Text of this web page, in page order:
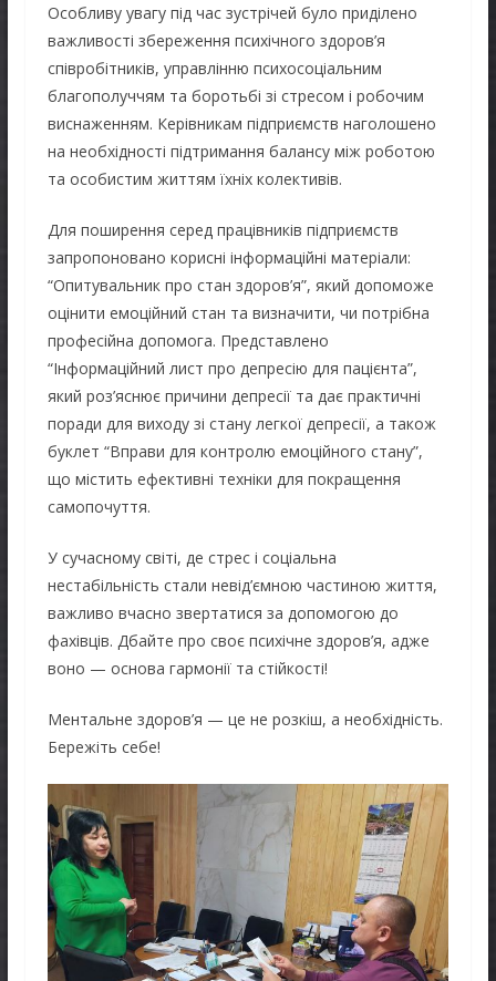
Особливу увагу під час зустрічей було приділено
важливості збереження психічного здоров’я
співробітників, управлінню психосоціальним
благополуччям та боротьбі зі стресом і робочим
виснаженням. Керівникам підприємств наголошено
на необхідності підтримання балансу між роботою
та особистим життям їхніх колективів.
Для поширення серед працівників підприємств
запропоновано корисні інформаційні матеріали:
“Опитувальник про стан здоров’я”, який допоможе
оцінити емоційний стан та визначити, чи потрібна
професійна допомога. Представлено
“Інформаційний лист про депресію для пацієнта”,
який роз’яснює причини депресії та дає практичні
поради для виходу зі стану легкої депресії, а також
буклет “Вправи для контролю емоційного стану”,
що містить ефективні техніки для покращення
самопочуття.
У сучасному світі, де стрес і соціальна
нестабільність стали невід’ємною частиною життя,
важливо вчасно звертатися за допомогою до
фахівців. Дбайте про своє психічне здоров’я, адже
воно — основа гармонії та стійкості!
Ментальне здоров’я — це не розкіш, а необхідність.
Бережіть себе!